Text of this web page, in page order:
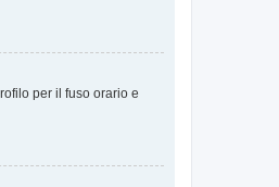
per il fuso orario e